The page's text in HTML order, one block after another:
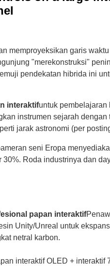
memproyeksikan garis
"merekonstruksi"
pendekatan hibrida ini
interaktifuntuk pembelajaran
instrumen sejarah dengan
jarak astronomi (per
seni Eropa
Roda industrinya dan
papan interaktif
Unity/Unreal untuk
netral karbon.
interaktif OLED + interaktif